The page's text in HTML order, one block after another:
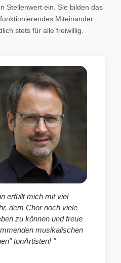
Stellenwert ein. Sie bilden das
Miteinander
stets für alle freiwillig.
erfüllt mich mit viel
dem Chor noch viele
zu können und freue
musikalischen
tonArtisten! "